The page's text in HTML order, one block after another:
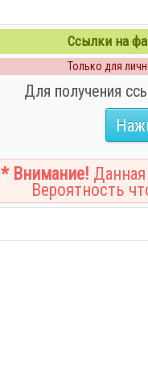
Ссылки на
Только для
Для получения
* Внимание!
Вероятность